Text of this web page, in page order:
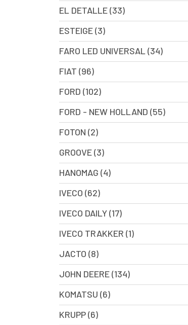
EL DETALLE (33)
ESTEIGE (3)
FARO LED UNIVERSAL (34)
FIAT (96)
FORD (102)
FORD - NEW HOLLAND (55)
FOTON (2)
GROOVE (3)
HANOMAG (4)
IVECO (62)
IVECO DAILY (17)
IVECO TRAKKER (1)
JACTO (8)
JOHN DEERE (134)
KOMATSU (6)
KRUPP (6)